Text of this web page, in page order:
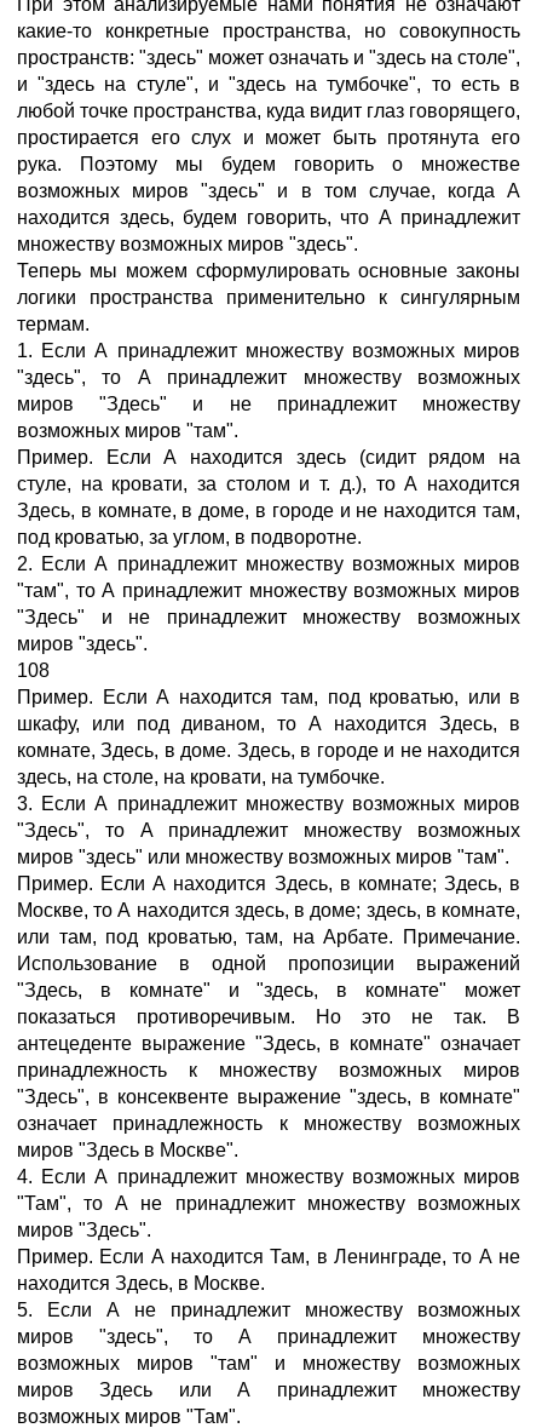
При этом анализируемые нами понятия не означают
какие-то конкретные пространства, но совокупность
пространств: "здесь" может означать и "здесь на столе",
и "здесь на стуле", и "здесь на тумбочке", то есть в
любой точке пространства, куда видит глаз говорящего,
простирается его слух и может быть протянута его
рука. Поэтому мы будем говорить о множестве
возможных миров "здесь" и в том случае, когда А
находится здесь, будем говорить, что А принадлежит
множеству возможных миров "здесь".
Теперь мы можем сформулировать основные законы
логики пространства применительно к сингулярным
термам.
1. Если А принадлежит множеству возможных миров
"здесь", то А принадлежит множеству возможных
миров "Здесь" и не принадлежит множеству
возможных миров "там".
Пример. Если А находится здесь (сидит рядом на
стуле, на кровати, за столом и т. д.), то А находится
Здесь, в комнате, в доме, в городе и не находится там,
под кроватью, за углом, в подворотне.
2. Если А принадлежит множеству возможных миров
"там", то А принадлежит множеству возможных миров
"Здесь" и не принадлежит множеству возможных
миров "здесь".
108
Пример. Если А находится там, под кроватью, или в
шкафу, или под диваном, то А находится Здесь, в
комнате, Здесь, в доме. Здесь, в городе и не находится
здесь, на столе, на кровати, на тумбочке.
3. Если А принадлежит множеству возможных миров
"Здесь", то А принадлежит множеству возможных
миров "здесь" или множеству возможных миров "там".
Пример. Если А находится Здесь, в комнате; Здесь, в
Москве, то А находится здесь, в доме; здесь, в комнате,
или там, под кроватью, там, на Арбате. Примечание.
Использование в одной пропозиции выражений
"Здесь, в комнате" и "здесь, в комнате" может
показаться противоречивым. Но это не так. В
антецеденте выражение "Здесь, в комнате" означает
принадлежность к множеству возможных миров
"Здесь", в консеквенте выражение "здесь, в комнате"
означает принадлежность к множеству возможных
миров "Здесь в Москве".
4. Если А принадлежит множеству возможных миров
"Там", то А не принадлежит множеству возможных
миров "Здесь".
Пример. Если А находится Там, в Ленинграде, то А не
находится Здесь, в Москве.
5. Если А не принадлежит множеству возможных
миров "здесь", то А принадлежит множеству
возможных миров "там" и множеству возможных
миров Здесь или А принадлежит множеству
возможных миров "Там".